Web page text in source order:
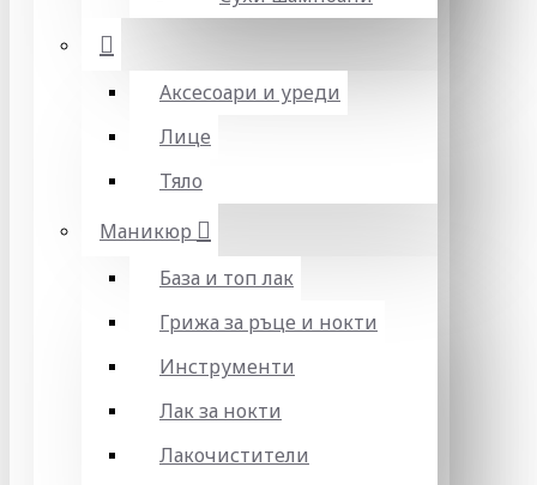
Аксесоари и уреди
Лице
Тяло
Маникюр
База и топ лак
Грижа за ръце и нокти
Инструменти
Лак за нокти
Лакочистители